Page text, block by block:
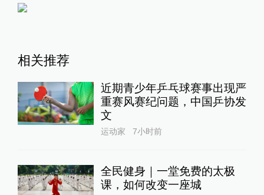
相关推荐
近期青少年乒乓球赛事出现严
重赛风赛纪问题，中国乒协发
文
运动家 7小时前
全民健身｜一堂免费的太极
课，如何改变一座城